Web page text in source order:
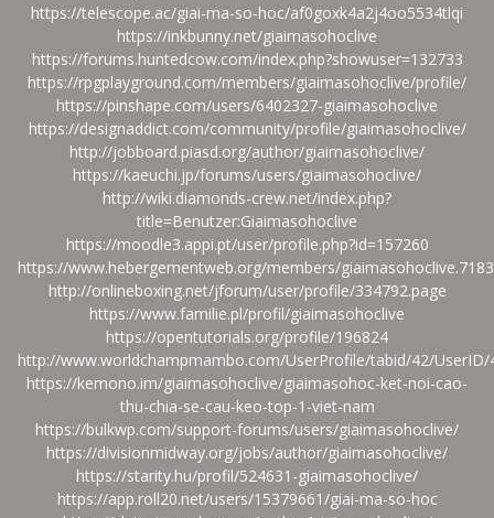
https://telescope.ac/giai-ma-so-hoc/af0goxk4a2j4oo5534tlqi
https://inkbunny.net/giaimasohoclive
https://forums.huntedcow.com/index.php?showuser=132733
https://rpgplayground.com/members/giaimasohoclive/profile/
https://pinshape.com/users/6402327-giaimasohoclive
https://designaddict.com/community/profile/giaimasohoclive/
http://jobboard.piasd.org/author/giaimasohoclive/
https://kaeuchi.jp/forums/users/giaimasohoclive/
http://wiki.diamonds-crew.net/index.php?
title=Benutzer:Giaimasohoclive
https://moodle3.appi.pt/user/profile.php?id=157260
https://www.hebergementweb.org/members/
http://onlineboxing.net/jforum/user/profile/334792.page
https://www.familie.pl/profil/giaimasohoclive
https://opentutorials.org/profile/196824
http://www.worldchampmambo.com/UserProfile/tabid/42/UserID/
https://kemono.im/giaimasohoclive/giaimasohoc-ket-noi-cao-
thu-chia-se-cau-keo-top-1-viet-nam
https://bulkwp.com/support-forums/users/giaimasohoclive/
https://divisionmidway.org/jobs/author/giaimasohoclive/
https://starity.hu/profil/524631-giaimasohoclive/
https://app.roll20.net/users/15379661/giai-ma-so-hoc